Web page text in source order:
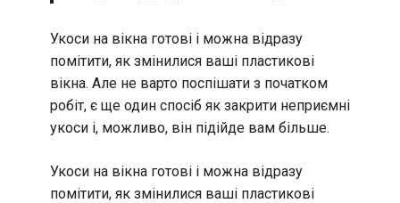
Укоси на вікна готові і можна відразу
помітити, як змінилися ваші пластикові
вікна. Але не варто поспішати з початком
робіт, є ще один спосіб як закрити неприємні
укоси і, можливо, він підійде вам більше.
Укоси на вікна готові і можна відразу
помітити, як змінилися ваші пластикові